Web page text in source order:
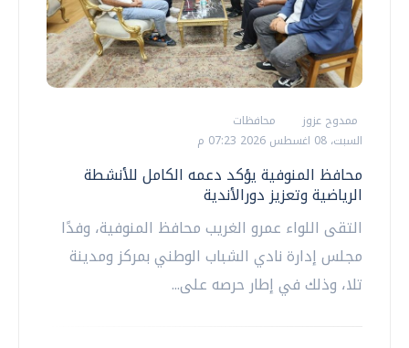
ممدوح عزوز
محافظات
السبت، 08 اغسطس 2026 07:23 م
محافظ المنوفية يؤكد دعمه الكامل للأنشطة
الرياضية وتعزيز دورالأندية
التقى اللواء عمرو الغريب محافظ المنوفية، وفدًا
مجلس إدارة نادي الشباب الوطني بمركز ومدينة
تلا، وذلك في إطار حرصه على...